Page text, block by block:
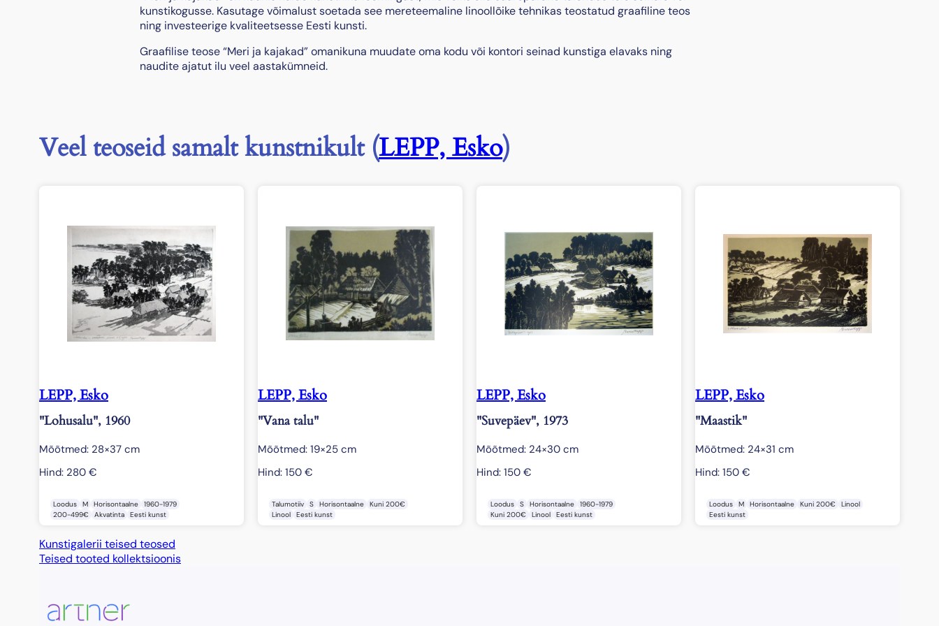
kunstikogusse. Kasutage võimalust soetada see mereteemaline linoollõike tehnikas teostatud graafiline teos
ning investeerige kvaliteetsesse Eesti kunsti.
Graafilise teose “Meri ja kajakad” omanikuna muudate oma kodu või kontori seinad kunstiga elavaks ning
naudite ajatut ilu veel aastakümneid.
Veel teoseid samalt kunstnikult (LEPP, Esko)
LEPP, Esko
"Lohusalu", 1960
Mõõtmed: 28×37 cm
Hind: 280 €
Loodus M Horisontaalne
1960-1979
200-499€
Akvatinta Eesti kunst
LEPP, Esko
"Vana talu"
Mõõtmed: 19×25 cm
Hind: 150 €
Talumotiiv S Horisontaalne
Kuni 200€
Linool
Eesti kunst
LEPP, Esko
"Suvepäev", 1973
Mõõtmed: 24×30 cm
Hind: 150 €
Loodus S Horisontaalne
1960-1979
Kuni 200€
Linool Eesti kunst
LEPP, Esko
"Maastik"
Mõõtmed: 24×31 cm
Hind: 150 €
Loodus M Horisontaalne Kuni 200€
Linool
Eesti kunst
Kunstigalerii teised teosed
Teised tooted kollektsioonis